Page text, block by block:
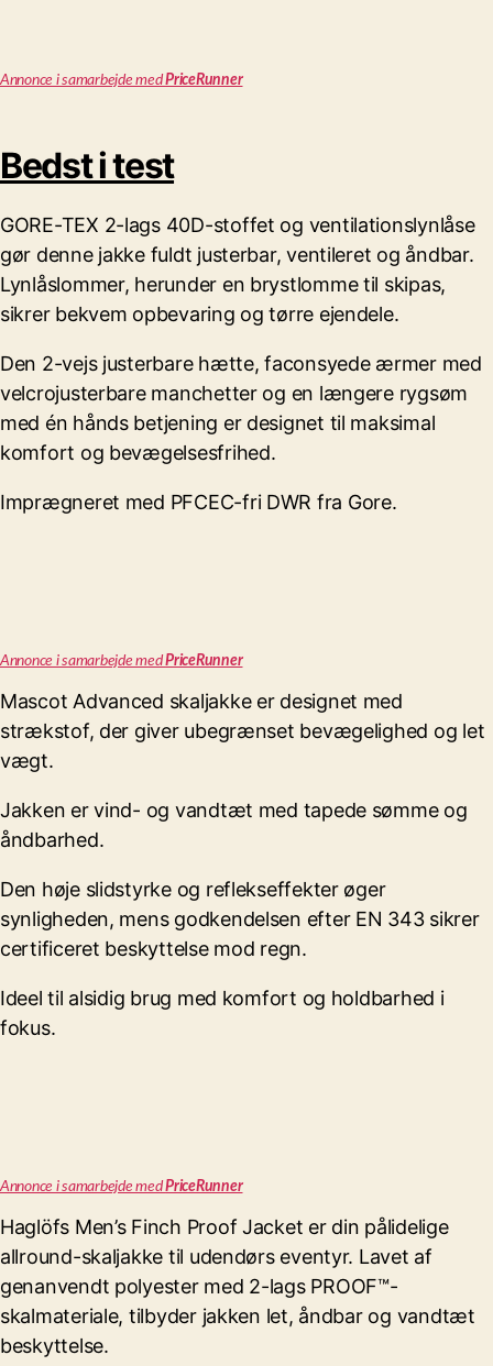
Annonce i samarbejde medPriceRunner
Bedst i test
GORE-TEX 2-lags 40D-stoffet og ventilationslynlåse
gør denne jakke fuldt justerbar, ventileret og åndbar.
Lynlåslommer, herunder en brystlomme til skipas,
sikrer bekvem opbevaring og tørre ejendele.
Den 2-vejs justerbare hætte, faconsyede ærmer med
velcrojusterbare manchetter og en længere rygsøm
med én hånds betjening er designet til maksimal
komfort og bevægelsesfrihed.
Imprægneret med PFCEC-fri DWR fra Gore.
Annonce i samarbejde medPriceRunner
Mascot Advanced skaljakke er designet med
strækstof, der giver ubegrænset bevægelighed og let
vægt.
Jakken er vind- og vandtæt med tapede sømme og
åndbarhed.
Den høje slidstyrke og reflekseffekter øger
synligheden, mens godkendelsen efter EN 343 sikrer
certificeret beskyttelse mod regn.
Ideel til alsidig brug med komfort og holdbarhed i
fokus.
Annonce i samarbejde medPriceRunner
Haglöfs Men’s Finch Proof Jacket er din pålidelige
allround-skaljakke til udendørs eventyr. Lavet af
genanvendt polyester med 2-lags PROOF™-
skalmateriale, tilbyder jakken let, åndbar og vandtæt
beskyttelse.